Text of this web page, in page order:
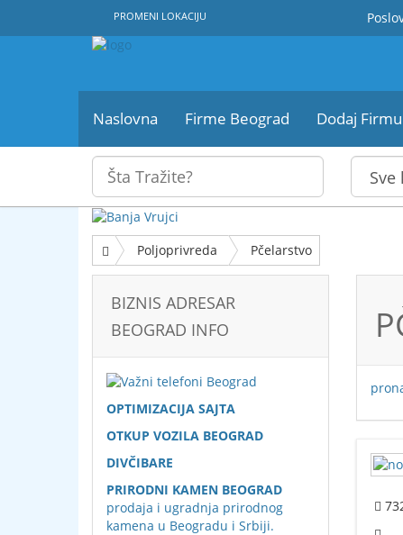
PROMENI LOKACIJU
Naslovna Firme Beograd Dodaj Firmu
Poljoprivreda Pčelarstvo
BIZNIS ADRESAR
BEOGRAD INFO
OPTIMIZACIJA SAJTA
OTKUP VOZILA BEOGRAD
DIVČIBARE
PRIRODNI KAMEN BEOGRAD
prodaja i ugradnja prirodnog
kamena u Beogradu i Srbiji.